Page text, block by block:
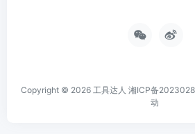
Copyright © 2026 工具达人 湘ICP备
动